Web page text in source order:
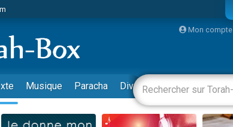
Rivka, 6 enfants, victime de violences...
de Vacances Pour les Enfants
Mon compte
Musique Paracha Divertissements Livres